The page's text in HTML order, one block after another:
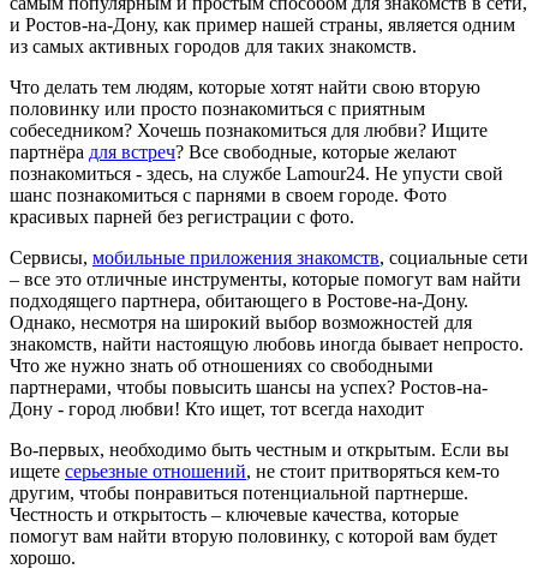
и Ростов-на-Дону, как пример нашей страны, является одним
из самых активных городов для таких знакомств.
Что делать тем людям, которые хотят найти свою вторую
половинку или просто познакомиться с приятным
собеседником? Хочешь познакомиться для любви? Ищите
партнёра для встреч? Все свободные, которые желают
познакомиться - здесь, на службе Lamour24. Не упусти свой
шанс познакомиться с парнями в своем городе. Фото
красивых парней без регистрации с фото.
Сервисы, мобильные приложения знакомств, социальные сети
– все это отличные инструменты, которые помогут вам найти
подходящего партнера, обитающего в Ростове-на-Дону.
Однако, несмотря на широкий выбор возможностей для
знакомств, найти настоящую любовь иногда бывает непросто.
Что же нужно знать об отношениях со свободными
партнерами, чтобы повысить шансы на успех? Ростов-на-
Дону - город любви! Кто ищет, тот всегда находит
Во-первых, необходимо быть честным и открытым. Если вы
ищете серьезные отношений, не стоит притворяться кем-то
другим, чтобы понравиться потенциальной партнерше.
Честность и открытость – ключевые качества, которые
помогут вам найти вторую половинку, с которой вам будет
хорошо.